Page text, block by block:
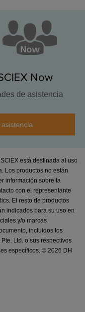
Now
de asistencia
está destinada al uso
Los productos no están
información sobre la
con el representante
El resto de productos
indicados para su uso en
y/o marcas
incluidos los
Ltd. o sus respectivos
específicos. © 2026 DH